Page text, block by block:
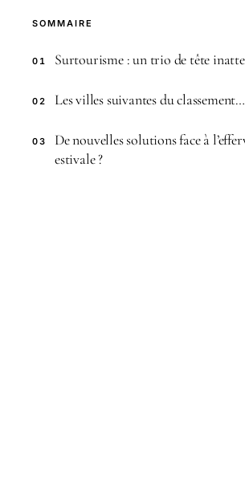
SOMMAIRE
01 Surtourisme : un trio de tête
02 Les villes suivantes du classement…
03
De nouvelles solutions face à
estivale ?